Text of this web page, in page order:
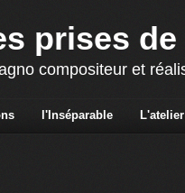
prises
compositeur et
l'Inséparable L'atelier